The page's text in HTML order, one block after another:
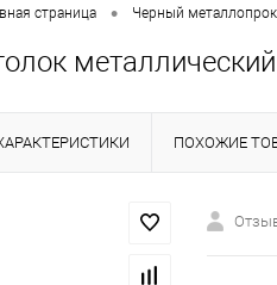
страница • Черный
ПОХОЖИЕ